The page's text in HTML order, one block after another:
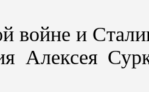
войне и
Алексея